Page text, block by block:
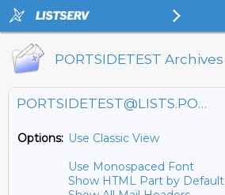
PORTSIDETEST Archives
PORTSIDETEST@LISTS.PORTSIDE.ORG
Options: Use Classic View
Use Monospaced Font
Show HTML Part by Default